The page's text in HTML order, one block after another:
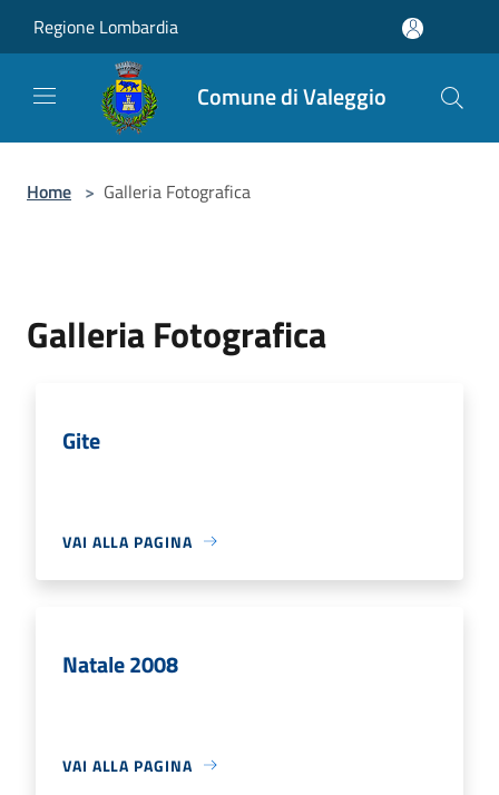
Regione Lombardia
Comune di Valeggio
Home > Galleria Fotografica
Galleria Fotografica
Gite
VAI ALLA PAGINA
Natale 2008
VAI ALLA PAGINA